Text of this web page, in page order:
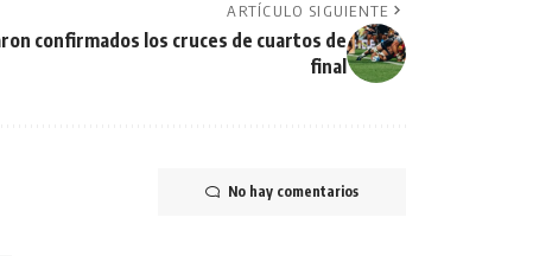
ARTÍCULO SIGUIENTE
confirmados los cruces de cuartos de
final
No hay comentarios